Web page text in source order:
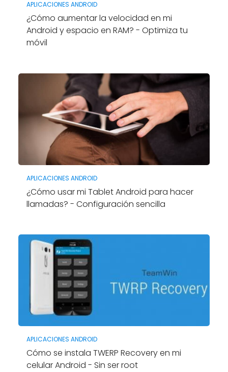
APLICACIONES ANDROID
¿Cómo aumentar la velocidad en mi
Android y espacio en RAM? - Optimiza tu
móvil
APLICACIONES ANDROID
¿Cómo usar mi Tablet Android para hacer
llamadas? - Configuración sencilla
APLICACIONES ANDROID
Cómo se instala TWERP Recovery en mi
celular Android - Sin ser root